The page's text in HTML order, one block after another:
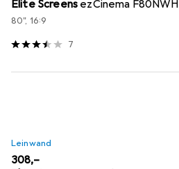
Elite Screens ezCinema F80NWH
80", 16:9
7
Leinwand
EUR
308,–